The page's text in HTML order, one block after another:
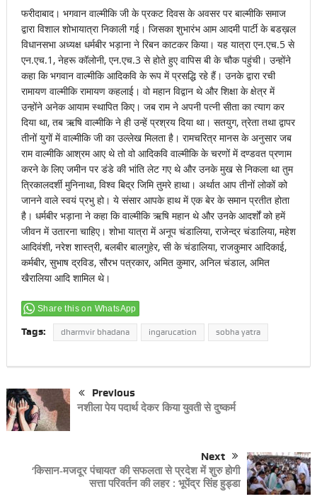
फरीदाबाद। भगवान वाल्मीकि जी के प्रकट दिवस के अवसर पर बाल्मीकि समाज
द्वारा विशाल शोभायात्रा निकाली गई। जिसका शुभारंभ आम आदमी पार्टी के बडख़ल
विधानसभा अध्यक्ष धर्मबीर भड़ाना ने रिबन काटकर किया। यह यात्रा एन.एच.5 से
एन.एच.1, नेहरू कॉलोनी, एन.एच.3 से होते हुए वापिस बी के चौक पहुंची। उन्होंने
कहा कि भगवान वाल्मीकि आदिकवि के रूप में प्रसद्धि रहे हैं। उनके द्वारा रची
रामायण वाल्मीकि रामायण कहलाई। वो महान विद्वान थे और शिक्षा के क्षेत्र में
उन्होंने अनेक आयाम स्थापित किए। जब राम ने अपनी पत्नी सीता का त्याग कर
दिया था, तब ऋषि वाल्मीकि ने ही उन्हें प्रश्रय दिया था। सतयुग, त्रेता तथा द्वापर
तीनों युगों में वाल्मीकि जी का उल्लेख मिलता है। रामचरित्र मानस के अनुसार जब
राम वाल्मीकि आश्रम आए थे तो वो आदिकवि वाल्मीकि के चरणों में दण्डवत प्रणाम
करने के लिए जमीन पर डंडे की भांति लेट गए थे और उनके मुख से निकला था तुम
त्रिकालदर्शी मुनिनाथा, विश्व बिद्र जिमि तुमरे हाथा। अर्थात आप तीनों लोकों को
जानने वाले स्वयं प्रभु हो। ये संसार आपके हाथ में एक बेर के समान प्रतीत होता
है। धर्मबीर भड़ाना ने कहा कि वाल्मीकि ऋषि महान थे और उनके आदर्शों को हमें
जीवन में उतारना चाहिए। शोभा यात्रा में अनूप चंडालिया, राजेन्द्र चंडालिया, महेश
आदिवंशी, नरेश शास्त्री, बलबीर बालगुहेर, सी के चंडालिया, राजकु़मार आदिकाई,
कर्मबीर, सुभाष द्रविड, सौरभ पत्रकार, अमित कुमार, अनिल चंडाल, अमित
खैरालिया आदि शामिल थे।
Share this on WhatsApp
Tags: dharmvir bhadana ingarucation sobha yatra
Previous
नशीला पेय पदार्थ देकर किया युवती से दुष्कर्म
Next
‘किसान-मजदूर पंचायत’ की सफलता से प्रदेश में शुरु होगी
सत्ता परिवर्तन की लहर : भूपेंद्र सिंह हुड्डा